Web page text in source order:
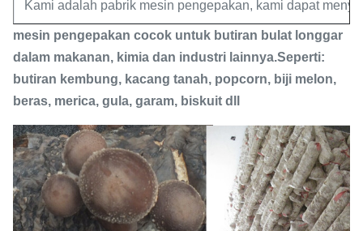
Kami adalah pabrik mesin pengepakan, kami dapat
mesin pengepakan cocok untuk butiran bulat longgar
dalam makanan, kimia dan industri lainnya.Seperti:
butiran kembung, kacang tanah, popcorn, biji melon,
beras, merica, gula, garam, biskuit dll